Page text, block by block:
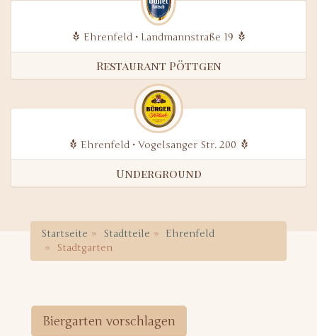
Ehrenfeld • Landmannstraße 19
Restaurant Pöttgen
Ehrenfeld • Vogelsanger Str. 200
Underground
Startseite Stadtteile
Ehrenfeld
Stadtgarten
Biergarten vorschlagen